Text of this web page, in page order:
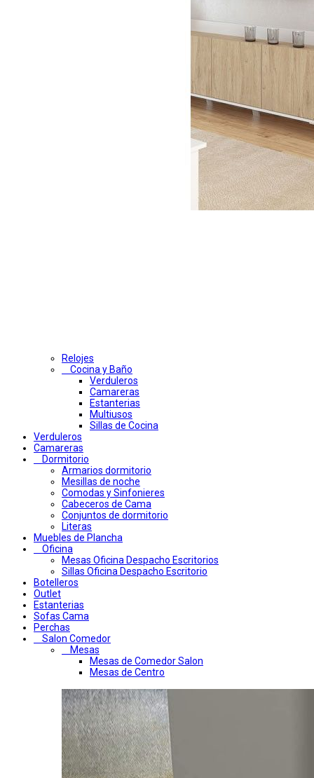
Relojes
Cocina y Baño
Verduleros
Camareras
Estanterias
Multiusos
Sillas de Cocina
Verduleros
Camareras
Dormitorio
Armarios dormitorio
Mesillas de noche
Comodas y Sinfonieres
Cabeceros de Cama
Conjuntos de dormitorio
Literas
Muebles de Plancha
Oficina
Mesas Oficina Despacho Escritorios
Sillas Oficina Despacho Escritorio
Botelleros
Outlet
Estanterias
Sofas Cama
Perchas
Salon Comedor
Mesas
Mesas de Comedor Salon
Mesas de Centro